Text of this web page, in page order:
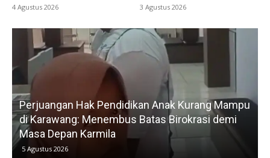
4 Agustus 2026
3 Agustus 2026
Anak Kurang Mampu
Batas Birokrasi demi
Gerak Cepat H.
Petani, Normalisasi
Kedua
5 Agustus 2026